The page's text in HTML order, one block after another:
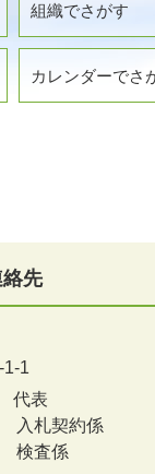
組織でさがす
カレンダーでさ
先
1-1
代表
入札契約係
検査係